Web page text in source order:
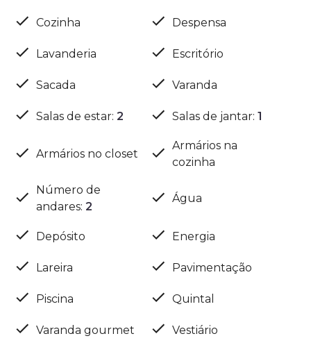
Cozinha Despensa
Lavanderia Escritório
Sacada Varanda
Salas de estar: 2 Salas de jantar: 1
Armários no closet
Armários na
cozinha
Número de
andares: 2
Água
Depósito Energia
Lareira Pavimentação
Piscina Quintal
Varanda gourmet Vestiário